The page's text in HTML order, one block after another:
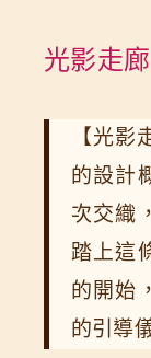
光影走廊
【光影
的設計
次交織
踏上這
的開始
的引導